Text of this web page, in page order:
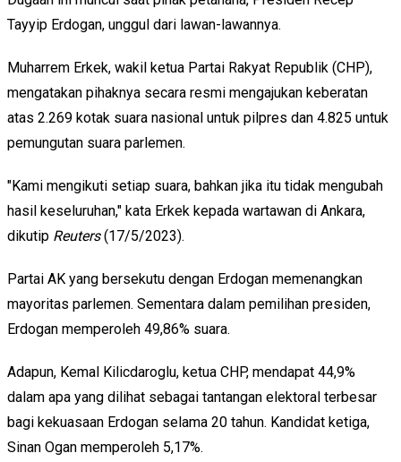
Tayyip Erdogan, unggul dari lawan-lawannya.
Muharrem Erkek, wakil ketua Partai Rakyat Republik (CHP),
mengatakan pihaknya secara resmi mengajukan keberatan
atas 2.269 kotak suara nasional untuk pilpres dan 4.825 untuk
pemungutan suara parlemen.
"Kami mengikuti setiap suara, bahkan jika itu tidak mengubah
hasil keseluruhan," kata Erkek kepada wartawan di Ankara,
dikutip Reuters(17/5/2023).
Partai AK yang bersekutu dengan Erdogan memenangkan
mayoritas parlemen. Sementara dalam pemilihan presiden,
Erdogan memperoleh 49,86% suara.
Adapun, Kemal Kilicdaroglu, ketua CHP, mendapat 44,9%
dalam apa yang dilihat sebagai tantangan elektoral terbesar
bagi kekuasaan Erdogan selama 20 tahun. Kandidat ketiga,
Sinan Ogan memperoleh 5,17%.